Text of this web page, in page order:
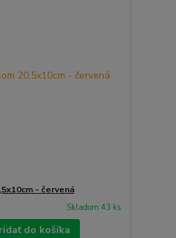
- červená
Skladom 43 ks
do košíka